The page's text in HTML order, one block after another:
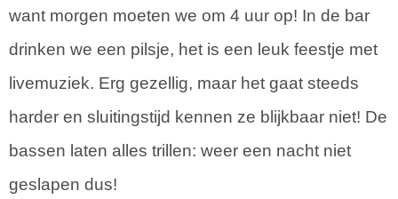
want morgen moeten we om 4 uur op! In de bar
drinken we een pilsje, het is een leuk feestje met
livemuziek. Erg gezellig, maar het gaat steeds
harder en sluitingstijd kennen ze blijkbaar niet! De
bassen laten alles trillen: weer een nacht niet
geslapen dus!